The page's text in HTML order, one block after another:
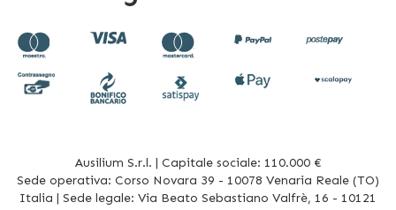
Ausilium S.r.l. | Capitale sociale: 110.000 €
Sede operativa: Corso Novara 39 - 10078 Venaria Reale (TO)
Italia | Sede legale: Via Beato Sebastiano Valfrè, 16 - 10121